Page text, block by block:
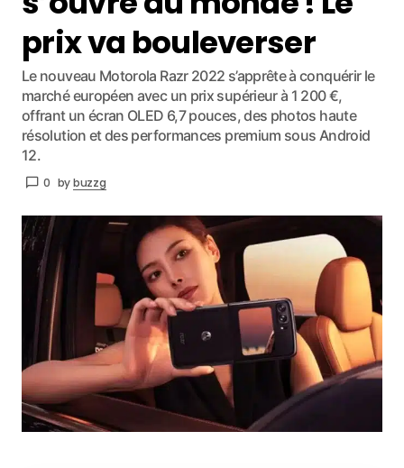
prix va bouleverser
Le nouveau Motorola Razr 2022 s’apprête à conquérir le
marché européen avec un prix supérieur à 1 200 €,
offrant un écran OLED 6,7 pouces, des photos haute
résolution et des performances premium sous Android
12.
0 bybuzzg